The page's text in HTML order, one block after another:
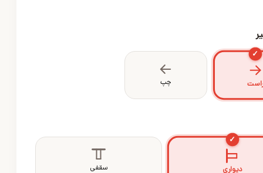
✓
راست چپ
✓
دیواری سقفی